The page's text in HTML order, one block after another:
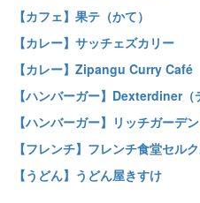
【カフェ】果テ（かて）
【カレー】サッチェズカリー
【カレー】Zipangu Curry Café
【ハンバーガー】Dexterdiner（
【ハンバーガー】リッチガーデ
【フレンチ】フレンチ食堂セル
【うどん】うどん屋きすけ